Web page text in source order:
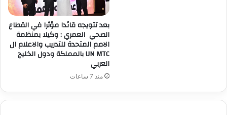
بعد تتويجه قائدا مؤثرا في القطاع
الصحي العمري : وكيلا بمنظمة
الامم المتحدة للتدريب والاعلام ال
UN MTC بالمملكة ودول الخليج
العربي
منذ 7 ساعات